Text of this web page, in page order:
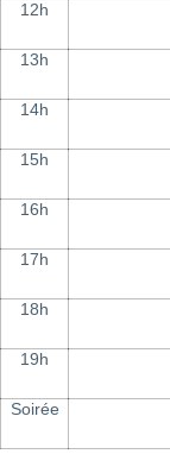
12h
13h
14h
15h
16h
17h
18h
19h
Soirée